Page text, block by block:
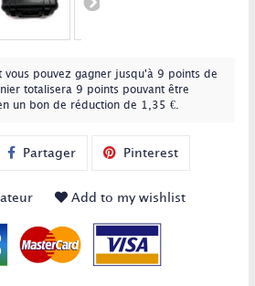
vous pouvez gagner jusqu'à 9 points de
totalisera 9 points pouvant être
un bon de réduction de 1,35 €.
Partager Pinterest
Add to my wishlist